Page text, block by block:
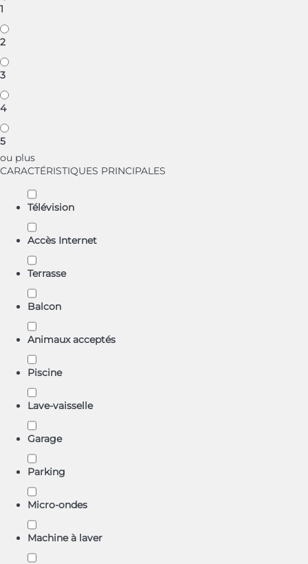
1
2
3
4
5
ou plus
CARACTÉRISTIQUES PRINCIPALES
Télévision
Accès Internet
Terrasse
Balcon
Animaux acceptés
Piscine
Lave-vaisselle
Garage
Parking
Micro-ondes
Machine à laver